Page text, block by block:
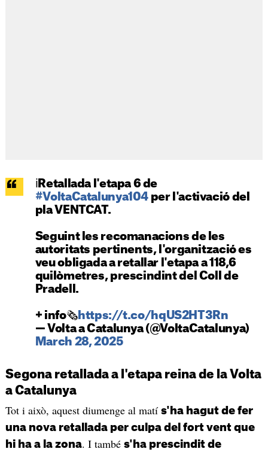
ℹ️Retallada l'etapa 6 de
#VoltaCatalunya104 per l'activació del
pla VENTCAT.
Seguint les recomanacions de les
autoritats pertinents, l'organització es
veu obligada a retallar l'etapa a 118,6
quilòmetres, prescindint del Coll de
Pradell.
+ info🗞️ https://t.co/hqUS2HT3Rn
— Volta a Catalunya (@VoltaCatalunya)
March 28, 2025
Segona retallada a l'etapa reina de la Volta
a Catalunya
Tot i això, aquest diumenge al matí s'ha hagut de fer
una nova retallada per culpa del fort vent que
hi ha a la zona. I també s'ha prescindit de